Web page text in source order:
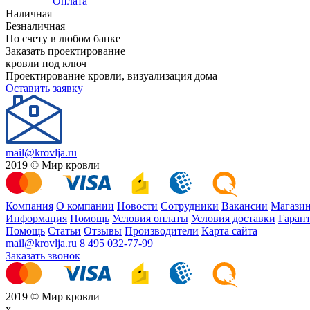
Наличная
Безналичная
По счету в любом банке
Заказать проектирование
кровли под ключ
Проектирование кровли, визуализация дома
Оставить заявку
mail@krovlja.ru
2019 © Мир кровли
Компания О компании Новости Сотрудники Вакансии
Информация Помощь Условия оплаты Условия доставки
Помощь Статьи Отзывы Производители Карта сайта
mail@krovlja.ru 8 495 032-77-99
Заказать звонок
2019 © Мир кровли